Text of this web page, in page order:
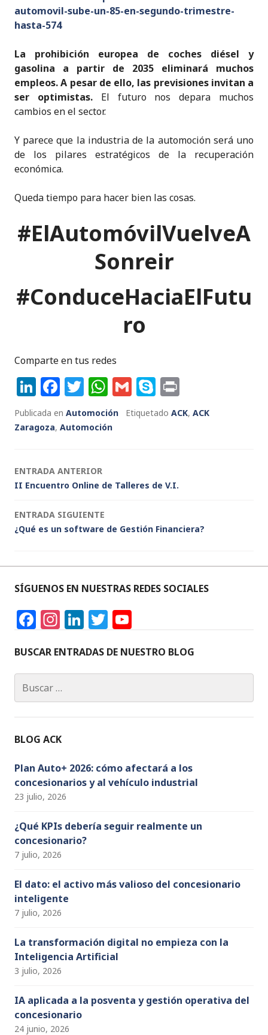
automovil-sube-un-85-en-segundo-trimestre-
hasta-574
La prohibición europea de coches diésel y
gasolina a partir de 2035 eliminará muchos
empleos. A pesar de ello, las previsiones invitan a
ser optimistas. El futuro nos depara muchos
cambios en el sector.
Y parece que la industria de la automoción será uno
de los pilares estratégicos de la recuperación
económica.
Queda tiempo para hacer bien las cosas.
#ElAutomóvilVuelveA
Sonreir
#ConduceHaciaElFutu
ro
Comparte en tus redes
Li
n
k
dI
n
F
a
c
b
o
k
T
w
it
r
W
h
a
p
G
m
ai
S
k
y
ri
n
Publicada en Automoción Etiquetado ACK, ACK
Zaragoza, Automoción
Navegación
entradas
ENTRADA ANTERIOR
II Encuentro Online de Talleres de V.I.
ENTRADA SIGUIENTE
¿Qué es un software de Gestión Financiera?
SÍGUENOS EN NUESTRAS REDES SOCIALES
F
c
e
b
o
In
a
g
ra
Li
k
e
dI
T
it
te
r
u
T
u
h
a
n
BUSCAR ENTRADAS DE NUESTRO BLOG
BLOG ACK
Plan Auto+ 2026: cómo afectará a los
concesionarios y al vehículo industrial
23 julio, 2026
¿Qué KPIs debería seguir realmente un
concesionario?
7 julio, 2026
El dato: el activo más valioso del concesionario
inteligente
7 julio, 2026
La transformación digital no empieza con la
Inteligencia Artificial
3 julio, 2026
IA aplicada a la posventa y gestión operativa del
concesionario
24 junio, 2026